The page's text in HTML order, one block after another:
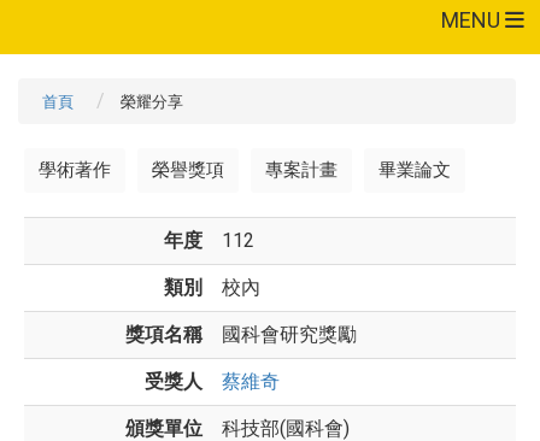
MENU
首頁 榮耀分享
學術著作 榮譽獎項 專案計畫 畢業論文
年度 112
類別 校內
獎項名稱 國科會研究獎勵
受獎人 蔡維奇
頒獎單位 科技部(國科會)